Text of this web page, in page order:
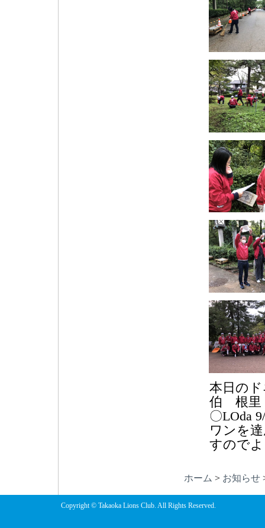
本日の
伯 根里
〇LOda
ワンを
すので
ホーム > お知らせ
Copyright © Takaoka Lions Club. All Rights Reserved.